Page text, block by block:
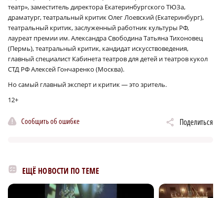
театр», заместитель директора Екатеринбургского ТЮЗа,
драматург, театральный критик Олег Лоевский (Екатеринбург),
театральный критик, заслуженный работник культуры РФ,
лауреат премии им. Александра Свободина Татьяна Тихоновец
(Пермь), театральный критик, кандидат искусствоведения,
главный специалист Кабинета театров для детей и театров кукол
СТД РФ Алексей Гончаренко (Москва).
Но самый главный эксперт и критик — это зритель.
12+
Сообщить об ошибке Поделиться
ЕЩЁ НОВОСТИ ПО ТЕМЕ